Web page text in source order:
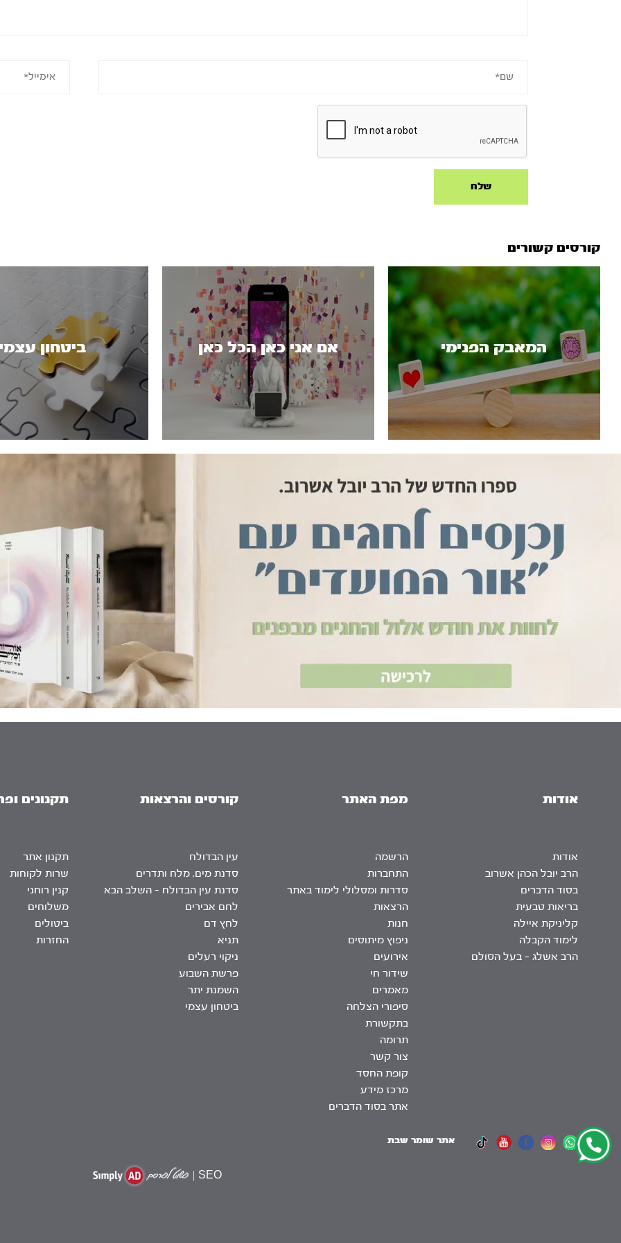
קורסים קשורים
המאבק הפנימי אם אני כאן הכל כאן ביטחון
אודות
אודות
הרב יובל הכהן אשרוב
בסוד הדברים
בריאות טבעית
קליניקת איילה
לימוד הקבלה
הרב אשלג – בעל הסולם
מפת האתר
הרשמה
התחברות
סדרות ומסלולי לימוד באתר
הרצאות
חנות
ניפוץ מיתוסים
אירועים
שידור חי
מאמרים
סיפורי הצלחה
בתקשורת
תרומה
צור קשר
קופת החסד
מרכז מידע
אתר בסוד הדברים
קורסים והרצאות
עין הבדולח
סדנת מים, מלח ותדרים
סדנת עין הבדולח – השלב הבא
לחם אבירים
לחץ דם
תניא
ניקוי רעלים
פרשת השבוע
השמנת יתר
ביטחון עצמי
תקנונים
תקנון אתר
שרות לקוחות
קנין רוחני
משלוחים
ביטולים
החזרות
אתר שומר שבת
SEO